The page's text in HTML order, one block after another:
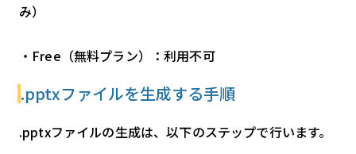
み）
・Free（無料プラン）：利用不可
.pptxファイルを生成する手順
.pptxファイルの生成は、以下のステップで行います。